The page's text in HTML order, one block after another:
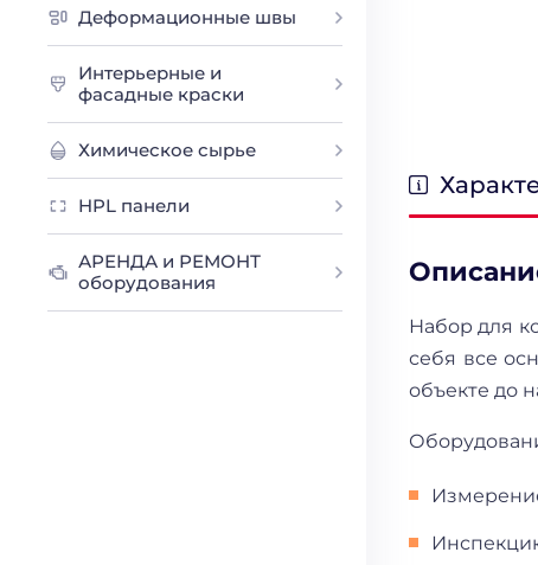
Набор для
себя все
объекте до
Деформационные швы
Интерьерные и
фасадные краски
Химическое сырье
HPL панели
АРЕНДА и РЕМОНТ
оборудования